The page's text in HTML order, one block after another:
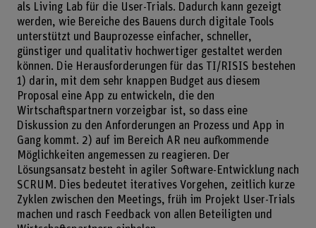
als Living Lab für die User-Trials. Dadurch kann gezeigt
werden, wie Bereiche des Bauens durch digitale Tools
unterstützt und Bauprozesse einfacher, schneller,
günstiger und qualitativ hochwertiger gestaltet werden
können. Die Herausforderungen für das TI/RISIS bestehen
1) darin, mit dem sehr knappen Budget aus diesem
Proposal eine App zu entwickeln, die den
Wirtschaftspartnern vorzeigbar ist, so dass eine
Diskussion zu den Anforderungen an Prozess und App in
Gang kommt. 2) auf im Bereich AR neu aufkommende
Möglichkeiten angemessen zu reagieren. Der
Lösungsansatz besteht in agiler Software-Entwicklung nach
SCRUM. Dies bedeutet iteratives Vorgehen, zeitlich kurze
Zyklen zwischen den Meetings, früh im Projekt User-Trials
machen und rasch Feedback von allen Beteiligten und